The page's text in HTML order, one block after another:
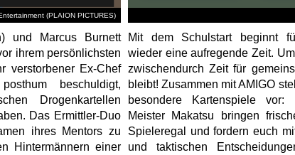
(PLAION PICTURES)
und Marcus Burnett
ihrem persönlichsten
verstorbener Ex-Chef
beschuldigt,
Drogenkartellen
Das Ermittler-Duo
ihres Mentors zu
Hintermännern einer
Mit dem Schulstart beginnt
wieder eine aufregende Zeit.
zwischendurch Zeit für
bleibt! Zusammen mit AMIGO
besondere Kartenspiele vor:
Meister Makatsu bringen
Spieleregal und fordern euch
und taktischen